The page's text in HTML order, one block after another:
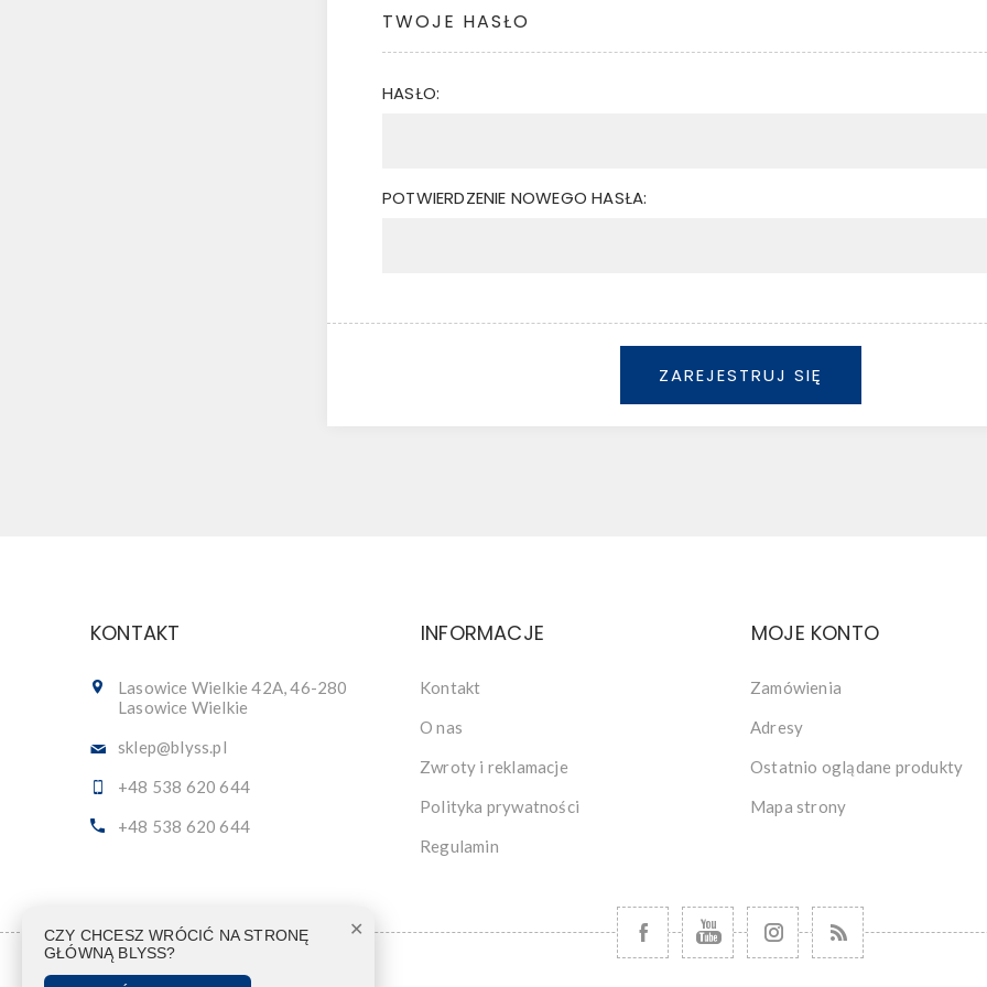
TWOJE HASŁO
HASŁO:
POTWIERDZENIE NOWEGO HASŁA:
ZAREJESTRUJ SIĘ
KONTAKT
Lasowice Wielkie 42A, 46-280
Lasowice Wielkie
sklep@blyss.pl
+48 538 620 644
+48 538 620 644
INFORMACJE
Kontakt
O nas
Zwroty i reklamacje
Polityka prywatności
Regulamin
MOJE KONTO
Zamówienia
Adresy
Ostatnio oglądane produkty
Mapa strony
✕
CZY CHCESZ WRÓCIĆ NA STRONĘ
GŁÓWNĄ BLYSS?